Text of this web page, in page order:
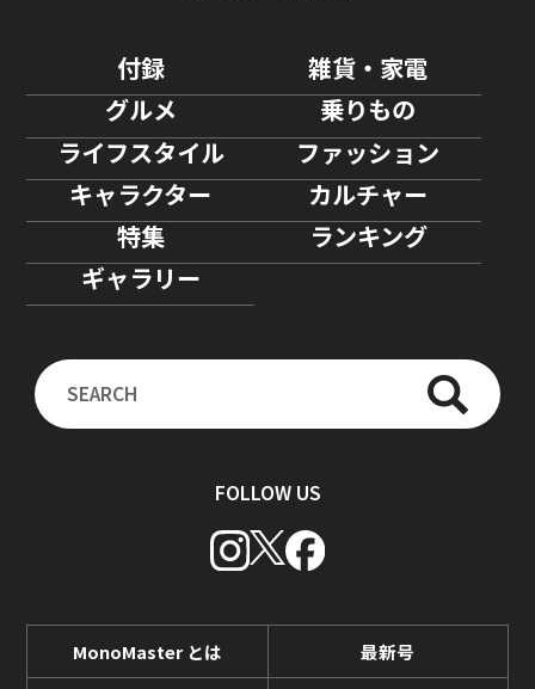
付録
雑貨・家電
グルメ
乗りもの
ライフスタイル
ファッション
キャラクター
カルチャー
特集
ランキング
ギャラリー
FOLLOW US
MonoMaster とは 最新号